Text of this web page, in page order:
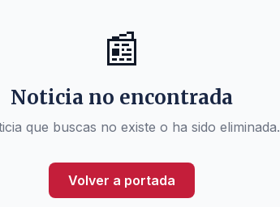
📰
Noticia no encontrada
que buscas no existe o ha sido eliminada.
Volver a portada